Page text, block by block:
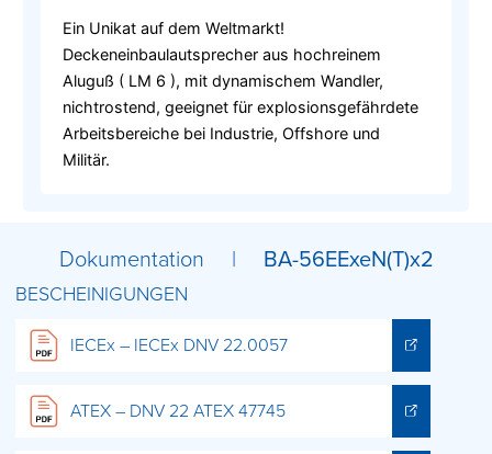
Ein Unikat auf dem Weltmarkt!
Deckeneinbaulautsprecher aus hochreinem
Aluguß ( LM 6 ), mit dynamischem Wandler,
nichtrostend, geeignet für explosionsgefährdete
Arbeitsbereiche bei Industrie, Offshore und
Militär.
Dokumentation | BA-56EExeN(T)x2
BESCHEINIGUNGEN
IECEx – IECEx DNV 22.0057
ATEX – DNV 22 ATEX 47745